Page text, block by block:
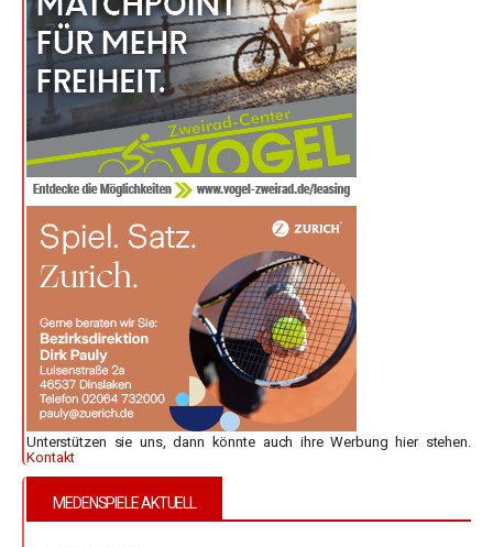
Unterstützen sie uns, dann könnte auch ihre Werbung hier stehen.
Kontakt
MEDENSPIELE AKTUELL